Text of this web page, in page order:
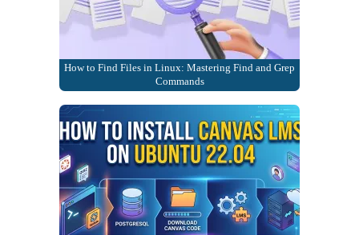
How to Find Files in Linux: Mastering Find and Grep
Commands